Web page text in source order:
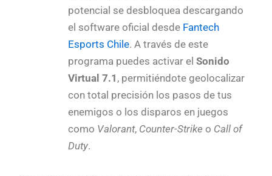
potencial se desbloquea descargando
el software oficial desde Fantech
Esports Chile. A través de este
programa puedes activar el Sonido
Virtual 7.1 , permitiéndote geolocalizar
con total precisión los pasos de tus
enemigos o los disparos en juegos
como Valorant, Counter-Strike o Call of
Duty.